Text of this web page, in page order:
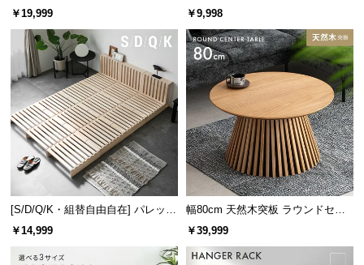
レーム ダイニング 大理石調 4人掛
￥19,999
ズシェルチェア
￥9,998
[S/D/Q/K・組替自由自在] パレット
ベッド 8/12/16枚セット
￥14,999
幅80cm 天然木突板 ラウンドセン
ターテーブル 美しい格子デザイン
￥39,999